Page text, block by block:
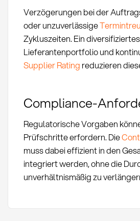
Verzögerungen bei der
oder unzuverlässige
Zykluszeiten. Ein diversifiziertes
Lieferantenportfolio und
Supplier Rating reduzieren
Compliance-
Regulatorische Vorgaben
Prüfschritte erfordern. Die
muss dabei effizient in den
integriert werden, ohne die
unverhältnismäßig zu